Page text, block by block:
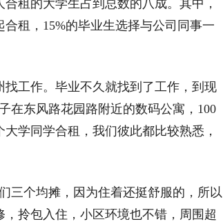
的大学生占到总数的八成。其中，
租，15%的毕业生选择与公司同事一
工作。毕业不久就找到了工作，到现
在东风路花园路附近的数码公寓，100
学同学合租，我们彼此都比较熟悉，
个均摊，因为住着还挺舒服的，所以
拎包入住，小区环境也不错，周围超